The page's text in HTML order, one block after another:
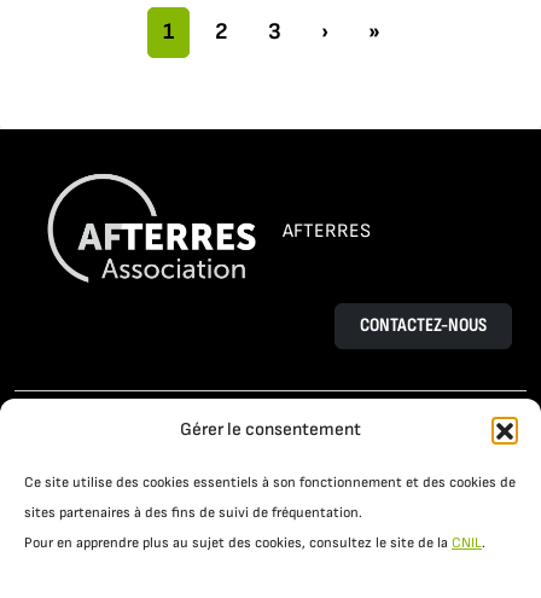
Gérer le consentement
Ce site utilise des cookies essentiels à son fonctionnement et des cookies de
sites partenaires à des fins de suivi de fréquentation.
Pour en apprendre plus au sujet des cookies, consultez le site de la CNIL.
Navigation dans la page
Page actuelle
1 Pages
2 Pages
3 › »
AFTERRES
CONTACTEZ-NOUS
L’AGROÉCOLOGIE
LE PROJET OSAÉ
PRATIQUES AGROÉCOLOGIQUES
RESSOURCES